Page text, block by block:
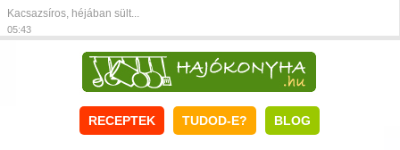
Kacsazsíros, héjában sült...
05:43
RECEPTEK TUDOD-E? BLOG